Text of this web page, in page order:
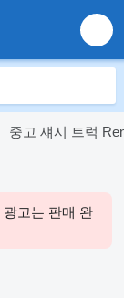
중고 섀시 트럭
광고는 판매 완